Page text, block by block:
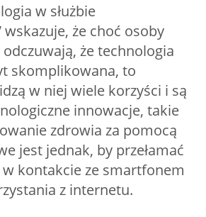
w służbie
wskazuje, że choć osoby
że technologia
skomplikowana, to
w niej wiele korzyści i są
innowacje, takie
zdrowia za pomocą
jest jednak, by przełamać
kontakcie ze smartfonem
z internetu.